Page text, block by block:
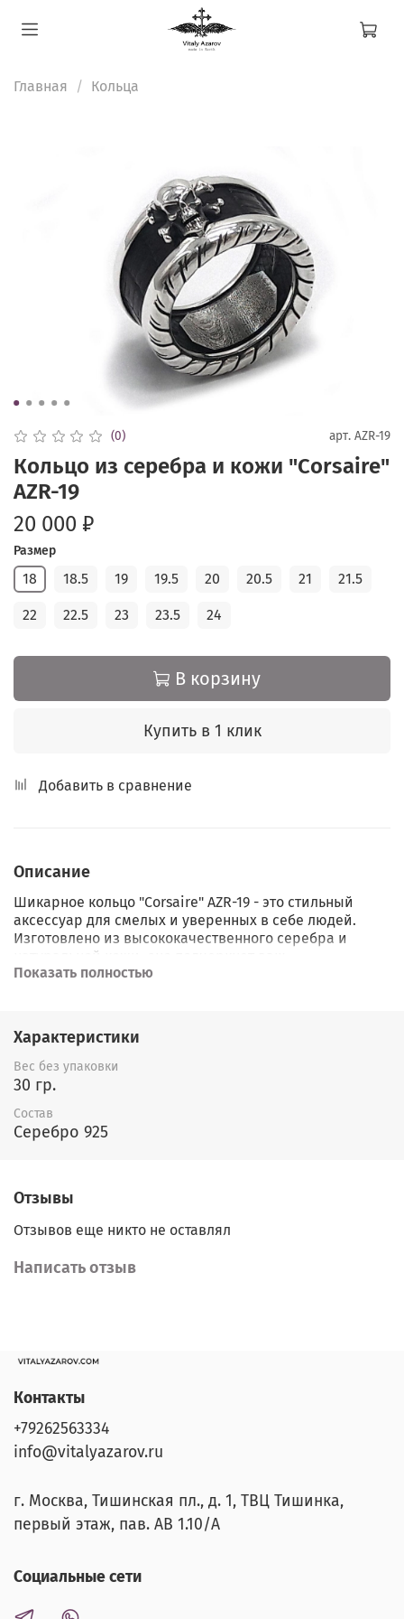
Главная Кольца
(0) арт. AZR-19
Кольцо из серебра и кожи "Corsaire"
AZR-19
20 000 ₽
Размер
18 18.5 19 19.5 20 20.5 21 21.5
22 22.5 23 23.5 24
В корзину
Купить в 1 клик
Добавить в сравнение
Описание
Шикарное кольцо "Corsaire" AZR-19 - это стильный
аксессуар для смелых и уверенных в себе людей.
Изготовлено из высококачественного серебра и
натуральной кожи, оно подчеркнет ваш
индивидуальный стиль и добавит загадочности
каждый день.
Показать полностью
Характеристики
Вес без упаковки
30 гр.
Состав
Серебро 925
Отзывы
Отзывов еще никто не оставлял
Написать отзыв
Контакты
+79262563334
info@vitalyazarov.ru
г. Москва, Тишинская пл., д. 1, ТВЦ Тишинка,
первый этаж, пав. АВ 1.10/A
Социальные сети